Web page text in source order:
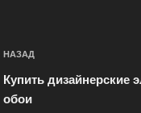
Навигация
по
записям
Предыдущая
запись:
НАЗАД
Купить дизайнерские
обои